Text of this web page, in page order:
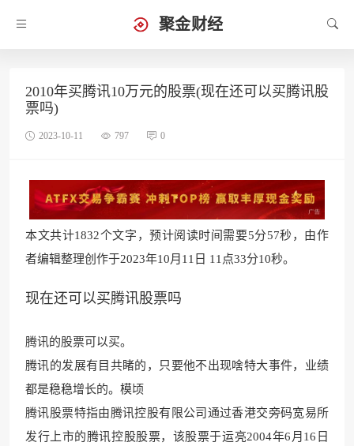
聚金财经
2010年买腾讯10万元的股票(现在还可以买腾讯股
票吗)
2023-10-11 797 0
本文共计1832个文字，预计阅读时间需要5分57秒，由作
者编辑整理创作于2023年10月11日 11点33分10秒。
现在还可以买腾讯股票吗
腾讯的股票可以买。
腾讯的发展有目共睹的，只要他不出现啥特大事件，业绩
都是稳稳增长的。模顷
腾讯股票特指由腾讯控股有限公司通过香港交旁码宽易所
发行上市的腾讯控股股票，该股票于运亮2004年6月16日